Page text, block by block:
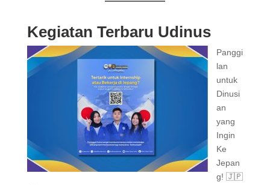
Kegiatan Terbaru Udinus
Panggi
lan
untuk
Dinusi
an
yang
Ingin
Ke
Jepan
g! 🇯🇵